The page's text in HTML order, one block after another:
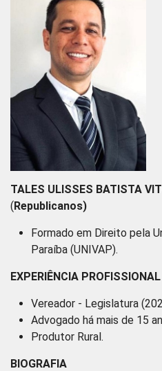
TALES ULISSES BATISTA
(Republicanos)
Formado em Direito pela
Paraíba (UNIVAP).
EXPERIÊNCIA PROFISSIONAL
Vereador - Legislatura
Advogado há mais de 15
Produtor Rural.
BIOGRAFIA